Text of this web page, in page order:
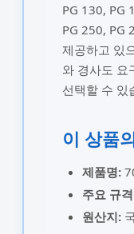
PG 130, PG
PG 250, PG
제공하고 있
와 경사도 요
선택할 수 있
이 상품
제품명:
주요 규
원산지: